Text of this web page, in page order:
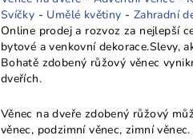
Svíčky - Umělé květiny - Zahradní
Online prodej a rozvoz za nejlepší
bytové a venkovní dekorace.Slevy,
Bohatě zdobený růžový věnec
dveřích.
Věnec na dveře zdobený růžový
věnec, podzimní věnec, zimní